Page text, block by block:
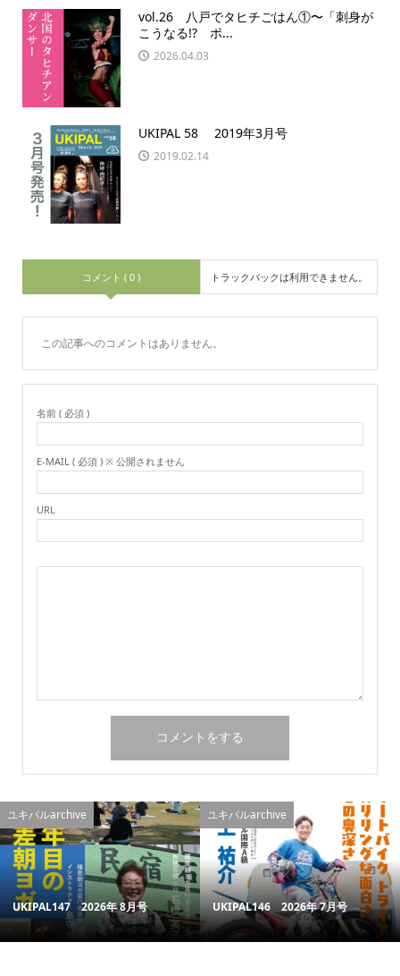
vol.26 八戸でタヒチごはん①〜「刺身が
こうなる!? ポ...
2026.04.03
UKIPAL 58 2019年3月号
2019.02.14
コメント ( 0 ) トラックバックは利用できません。
この記事へのコメントはありません。
名前 ( 必須 )
E-MAIL ( 必須 ) ※ 公開されません
URL
ユキパルarchive
UKIPAL147 2026年 8月号
ユキパルarchive
UKIPAL146 2026年 7月号